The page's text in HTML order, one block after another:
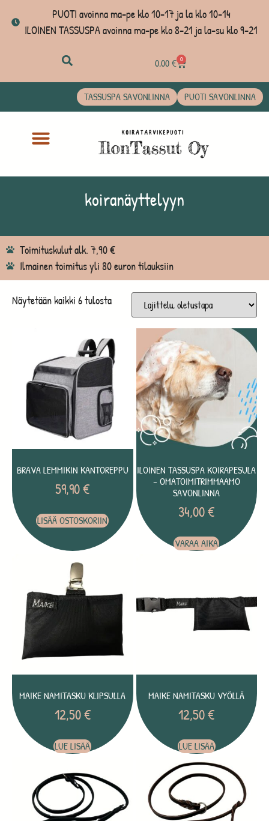
PUOTI avoinna ma-pe klo 10-17 ja la klo 10-14
ILOINEN TASSUSPA avoinna ma-pe klo 8-21 ja la-su klo 9-21
0,00€ 0
TASSUSPA SAVONLINNA PUOTI SAVONLINNA
koiranäyttelyyn
Toimituskulut alk. 7,90 €
Ilmainen toimitus yli 80 euron tilauksiin
Näytetään kaikki 6 tulosta
BRAVA LEMMIKIN KANTOREPPU
59,90€
LISÄÄ OSTOSKORIIN
ILOINEN TASSUSPA KOIRAPESULA
– OMATOIMITRIMMAAMO
SAVONLINNA
34,00€
VARAA AIKA
MAIKE NAMITASKU KLIPSULLA
12,50€
LUE LISÄÄ
MAIKE NAMITASKU VYÖLLÄ
12,50€
LUE LISÄÄ